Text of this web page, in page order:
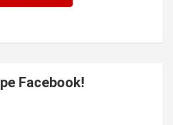
Facebook!